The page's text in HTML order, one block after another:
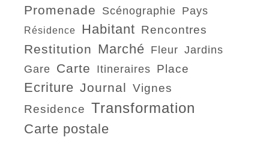
promenade
scénographie pays
résidence habitant rencontres
restitution marché fleur
jardins
gare
carte itineraires place
ecriture journal
vignes
residence
transformation
carte postale